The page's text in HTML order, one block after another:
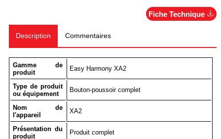
Fiche Technique
Description Commentaires
Gamme de
produit
Easy Harmony XA2
Type de produit
ou équipement
Bouton-poussoir complet
Nom de
l'appareil
XA2
Présentation du
produit
Produit complet